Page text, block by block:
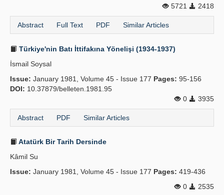
5721 2418
Abstract Full Text PDF Similar Articles
Türkiye'nin Batı İttifakına Yönelişi (1934-1937)
İsmail Soysal
Issue: January 1981, Volume 45 - Issue 177 Pages: 95-156
DOI: 10.37879/belleten.1981.95
0
3935
Abstract PDF Similar Articles
Atatürk Bir Tarih Dersinde
Kâmil Su
Issue: January 1981, Volume 45 - Issue 177 Pages: 419-436
0
2535